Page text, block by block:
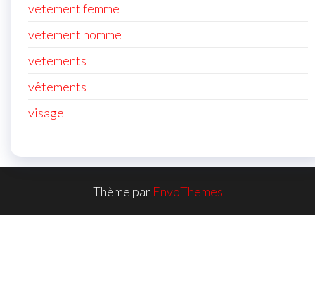
vetement femme
vetement homme
vetements
vêtements
visage
Thème par EnvoThemes